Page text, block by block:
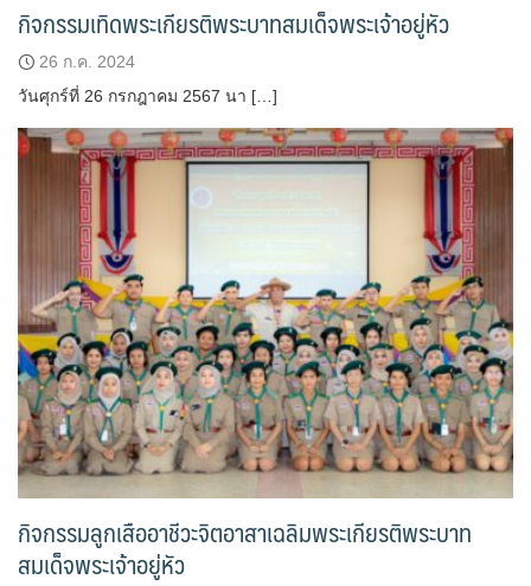
กิจกรรมเทิดพระเกียรติพระบาทสมเด็จพระเจ้าอยู่หัว
26 ก.ค. 2024
วันศุกร์ที่ 26 กรกฎาคม 2567 นา […]
กิจกรรมลูกเสืออาชีวะจิตอาสาเฉลิมพระเกียรติพระบาท
สมเด็จพระเจ้าอยู่หัว